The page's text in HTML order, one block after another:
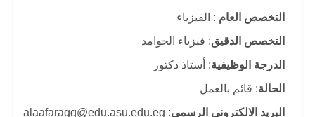
التخصص العام : الفيزياء
التخصص الدقيق: فيزياء الجوامد
الدرجة الوظيفية: أستاذ دكتور
الحالة: قائم بالعمل
البريد الالكتروني الرسمي: alaafaragg@edu.asu.edu.eg